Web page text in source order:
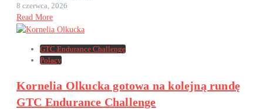
8 czerwca, 2026
Read More
GTC Endurance Challenge
Polacy
Kornelia Olkucka gotowa na kolejną rundę
GTC Endurance Challenge